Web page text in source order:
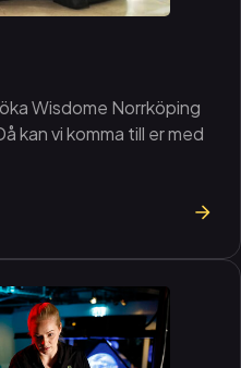
Wisdome Norrköping
kan vi komma till er med